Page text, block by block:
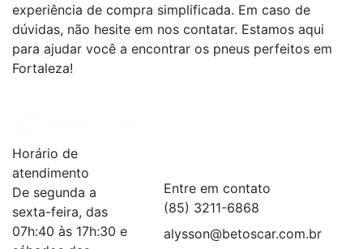
experiência de compra simplificada. Em caso de
dúvidas, não hesite em nos contatar. Estamos aqui
para ajudar você a encontrar os pneus perfeitos em
Fortaleza!
Horário de
atendimento
De segunda a
sexta-feira, das
07h:40 às 17h:30 e
Entre em contato
(85) 3211-6868
alysson@betoscar.com.br